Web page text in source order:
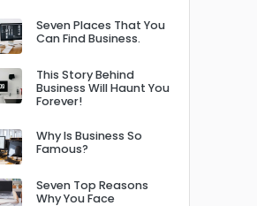
Seven Places That You
Can Find Business.
This Story Behind
Business Will Haunt You
Forever!
Why Is Business So
Famous?
Seven Top Reasons
Why You Face